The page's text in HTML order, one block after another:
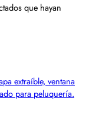
que hayan